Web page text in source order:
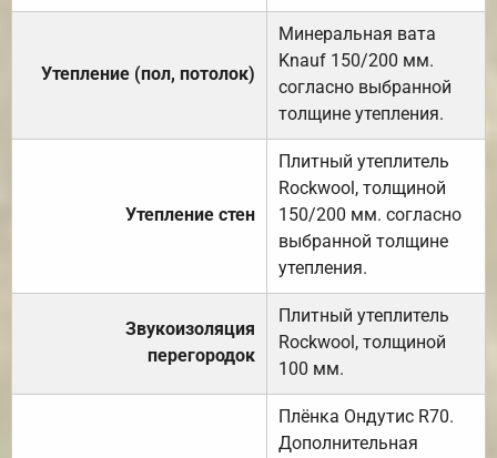
Утепление (пол, потолок)
Минеральная вата
Knauf 150/200 мм.
согласно выбранной
толщине утепления.
Утепление стен
Плитный утеплитель
Rockwool, толщиной
150/200 мм. согласно
выбранной толщине
утепления.
Звукоизоляция
перегородок
Плитный утеплитель
Rockwool, толщиной
100 мм.
Плёнка Ондутис R70.
Дополнительная